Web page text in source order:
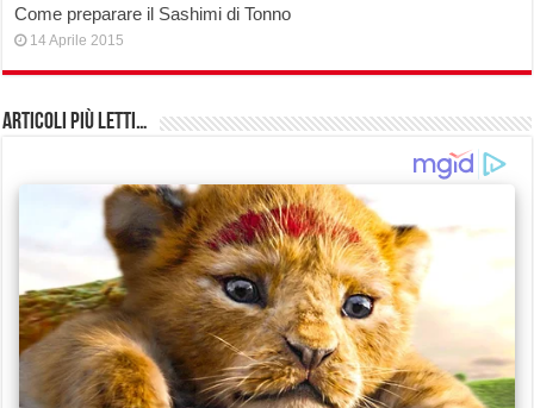
Come preparare il Sashimi di Tonno
14 Aprile 2015
Articoli più Letti…